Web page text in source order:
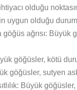
olduğu
uygun olduğu
göğüs ağrısı:
göğüsler, kötü
göğüsler, sutyen
Büyük